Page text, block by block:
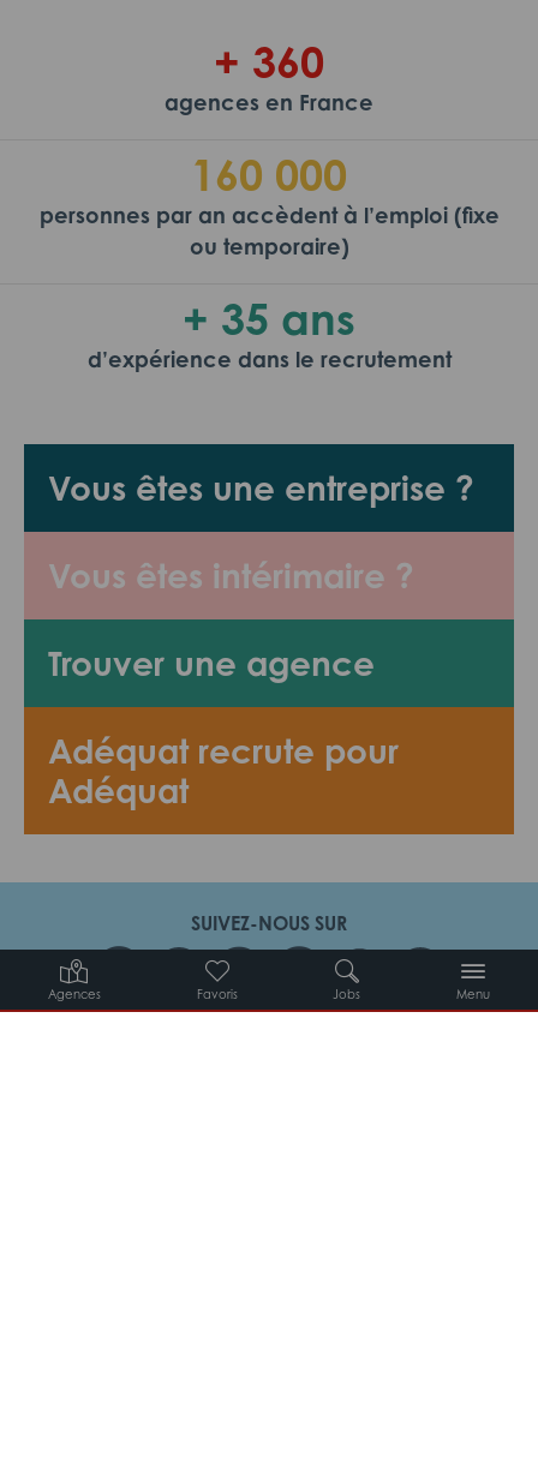
Agences Favoris Jobs Menu
Vous êtes une entreprise ?
Vous êtes intérimaire ?
Trouver une agence
Adéquat recrute pour
Adéquat
+ 360
agences en France
160 000
personnes par an accèdent à l’emploi (fixe
ou temporaire)
+ 35 ans
d’expérience dans le recrutement
SUIVEZ-NOUS SUR